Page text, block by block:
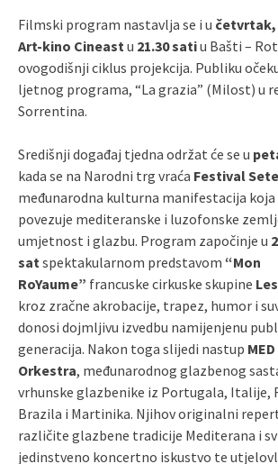
Filmski program nastavlja se i u četvrtak,
Art-kino Cineast u 21.30 satiu Bašti –
ovogodišnji ciklus projekcija. Publiku
ljetnog programa, “La grazia” (Milost) u
Sorrentina.
Središnji događaj tjedna održat će se u
kada se na Narodni trg vraća Festival
međunarodna kulturna manifestacija koja
povezuje mediteranske i luzofonske
umjetnost i glazbu. Program započinje u
sat spektakularnom predstavom “Mon
RoYaume” francuske cirkuske skupine
kroz zračne akrobacije, trapez, humor i
donosi dojmljivu izvedbu namijenjenu
generacija. Nakon toga slijedi nastup
Orkestra, međunarodnog glazbenog
vrhunske glazbenike iz Portugala, Italije,
Brazila i Martinika. Njihov originalni
različite glazbene tradicije Mediterana i
jedinstveno koncertno iskustvo te